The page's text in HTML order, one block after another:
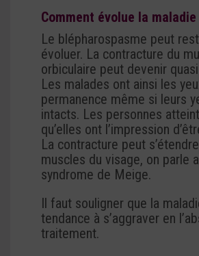
Comment évolue la maladie
Le blépharospasme peut
évoluer. La contracture du
orbiculaire peut devenir
Les malades ont ainsi les
permanence même si leurs
intacts. Les personnes
qu’elles ont l’impression
La contracture peut
muscles du visage, on parle
syndrome de Meige.
Il faut souligner que la
tendance à s’aggraver en
traitement.